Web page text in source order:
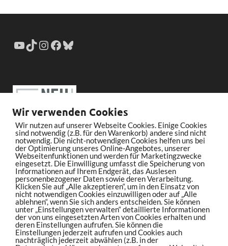
Wir verwenden Cookies
Wir nutzen auf unserer Webseite Cookies. Einige Cookies
sind notwendig (z.B. für den Warenkorb) andere sind nicht
notwendig. Die nicht-notwendigen Cookies helfen uns bei
der Optimierung unseres Online-Angebotes, unserer
Webseitenfunktionen und werden für Marketingzwecke
eingesetzt. Die Einwilligung umfasst die Speicherung von
Informationen auf Ihrem Endgerät, das Auslesen
personenbezogener Daten sowie deren Verarbeitung.
Klicken Sie auf „Alle akzeptieren“, um in den Einsatz von
nicht notwendigen Cookies einzuwilligen oder auf „Alle
ablehnen“, wenn Sie sich anders entscheiden. Sie können
unter „Einstellungen verwalten“ detaillierte Informationen
der von uns eingesetzten Arten von Cookies erhalten und
deren Einstellungen aufrufen. Sie können die
Einstellungen jederzeit aufrufen und Cookies auch
nachträglich jederzeit abwählen (z.B. in der